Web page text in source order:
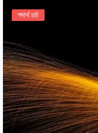
পদার্থ চর্চা